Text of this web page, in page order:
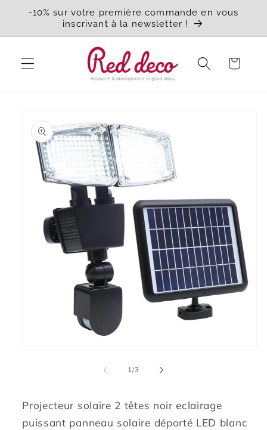
passer
contenu
-10% sur votre première commande en vous
inscrivant à la newsletter !
Panier
informations
produits
fenêtre
modale
1/de
3
Projecteur solaire 2 têtes noir eclairage
puissant panneau solaire déporté LED blanc